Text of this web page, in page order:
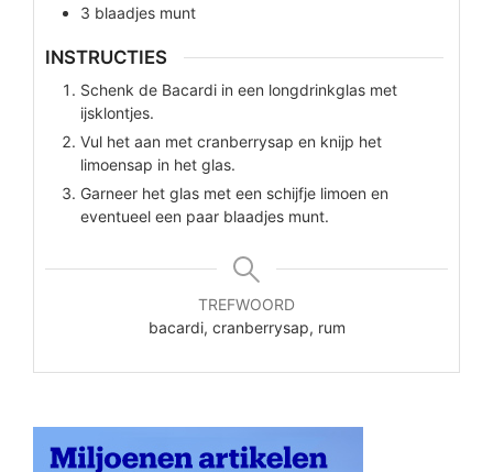
3 blaadjes munt
INSTRUCTIES
Schenk de Bacardi in een longdrinkglas met
ijsklontjes.
Vul het aan met cranberrysap en knijp het
limoensap in het glas.
Garneer het glas met een schijfje limoen en
eventueel een paar blaadjes munt.
TREFWOORD
bacardi, cranberrysap, rum